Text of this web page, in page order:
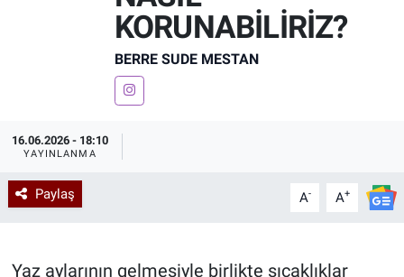
KORUNABİLİRİZ?
BERRE SUDE MESTAN
16.06.2026 - 18:10
YAYINLANMA
Paylaş A- A+
Yaz aylarının gelmesiyle birlikte sıcaklıklar
Kadın & Aile
Kültür & Sanat
Yazarlar